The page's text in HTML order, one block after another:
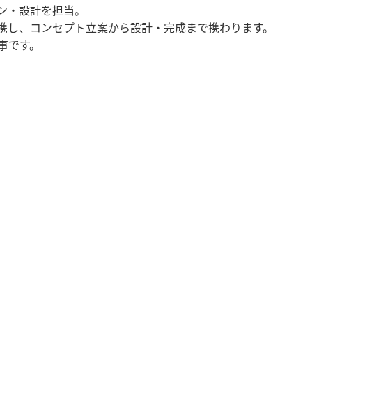
設計を担当。
、コンセプト立案から設計・完成まで携わります。
す。